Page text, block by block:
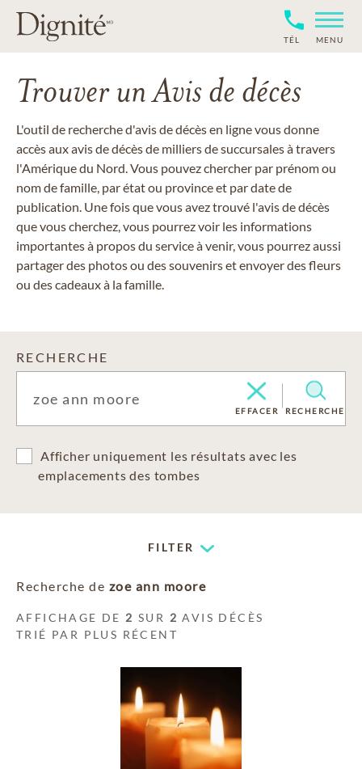
TÉL MENU
Trouver un Avis de décès
L'outil de recherche d'avis de décès en ligne vous donne
accès aux avis de décès de milliers de succursales à travers
l'Amérique du Nord. Vous pouvez chercher par prénom ou
nom de famille, par état ou province et par date de
publication. Une fois que vous avez trouvé l'avis de décès
que vous cherchez, vous pourrez voir les informations
importantes à propos du service à venir, vous pourrez aussi
partager des photos ou des souvenirs et envoyer des fleurs
ou des cadeaux à la famille.
RECHERCHE
EFFACER RECHERCHE
Afficher uniquement les résultats avec les
emplacements des tombes
FILTER
Recherche de zoe ann moore
AFFICHAGE DE 2 SUR 2 AVIS DÉCÈS
TRIÉ PAR PLUS RÉCENT